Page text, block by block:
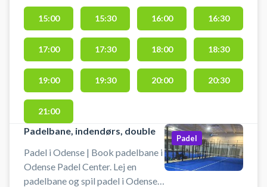
5, 5220 Odense ved tæt
Rosengårdcentret og
Universitetet. Odense Padel
Center har parkering ved døren og
i alt 6 indendørs padelbaner i form
af 3 single- og 3 doublebaner. Der
kan lejes bat og købes bolde i
padelcentret.
15:00 15:30 16:00 16:30
17:00 17:30 18:00 18:30
19:00 19:30 20:00 20:30
21:00
Padelbane, indendørs, double
Padel i Odense | Book padelbane i
Odense Padel Center. Lej en
padelbane og spil padel i Odense
Padel